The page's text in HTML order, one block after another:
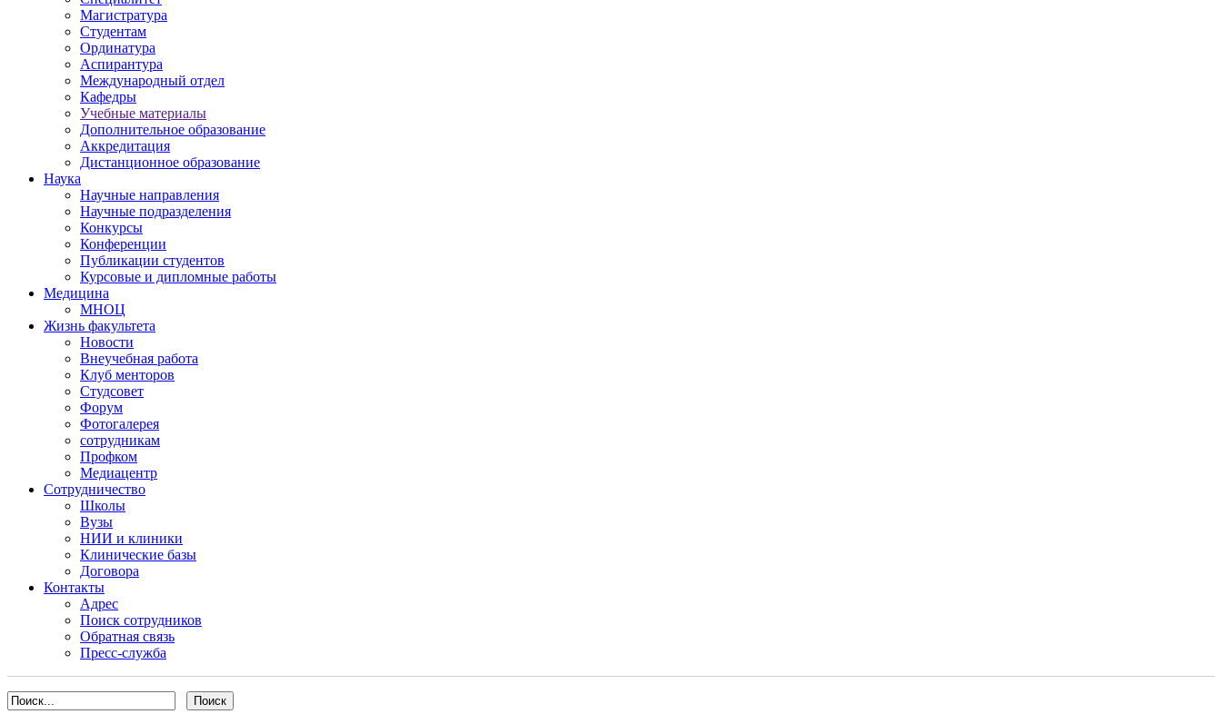
Магистратура
Студентам
Ординатура
Аспирантура
Международный отдел
Кафедры
Учебные материалы
Дополнительное образование
Аккредитация
Дистанционное образование
Наука
Научные направления
Научные подразделения
Конкурсы
Конференции
Публикации студентов
Курсовые и дипломные работы
Медицина
МНОЦ
Жизнь факультета
Новости
Внеучебная работа
Клуб менторов
Студсовет
Форум
Фотогалерея
сотрудникам
Профком
Медиацентр
Сотрудничество
Школы
Вузы
НИИ и клиники
Клинические базы
Договора
Контакты
Адрес
Поиск сотрудников
Обратная связь
Пресс-служба